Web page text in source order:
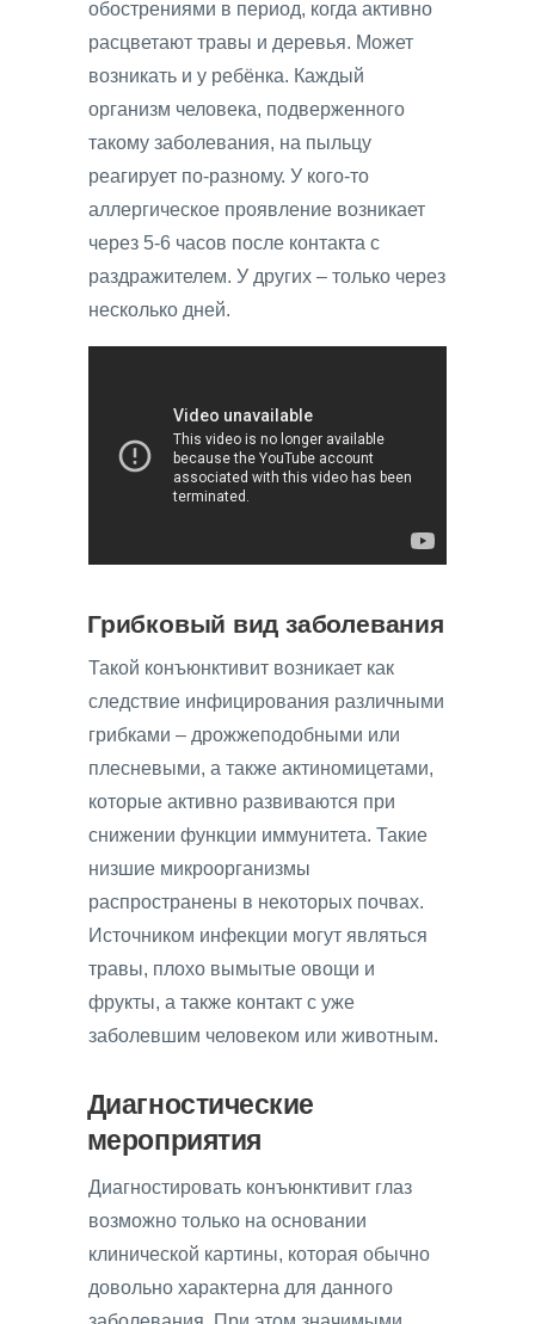
обострениями в период, когда активно
расцветают травы и деревья. Может
возникать и у ребёнка. Каждый
организм человека, подверженного
такому заболевания, на пыльцу
реагирует по-разному. У кого-то
аллергическое проявление возникает
через 5-6 часов после контакта с
раздражителем. У других – только через
несколько дней.
Грибковый вид заболевания
Такой конъюнктивит возникает как
следствие инфицирования различными
грибками – дрожжеподобными или
плесневыми, а также актиномицетами,
которые активно развиваются при
снижении функции иммунитета. Такие
низшие микроорганизмы
распространены в некоторых почвах.
Источником инфекции могут являться
травы, плохо вымытые овощи и
фрукты, а также контакт с уже
заболевшим человеком или животным.
Диагностические
мероприятия
Диагностировать конъюнктивит глаз
возможно только на основании
клинической картины, которая обычно
довольно характерна для данного